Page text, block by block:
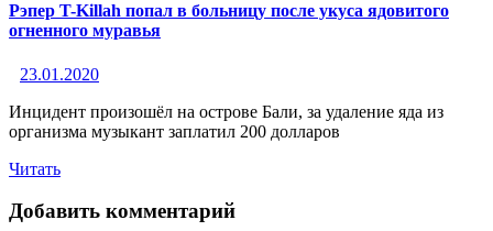
Рэпер T-Killah попал в больницу после укуса ядовитого
огненного муравья
23.01.2020
Инцидент произошёл на острове Бали, за удаление яда из
организма музыкант заплатил 200 долларов
Читать
Добавить комментарий